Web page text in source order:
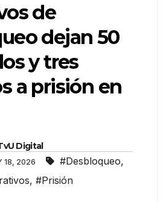
de
dejan 50
y tres
a prisión en
Digital
18, 2026 #Desbloqueo,
, #Prisión